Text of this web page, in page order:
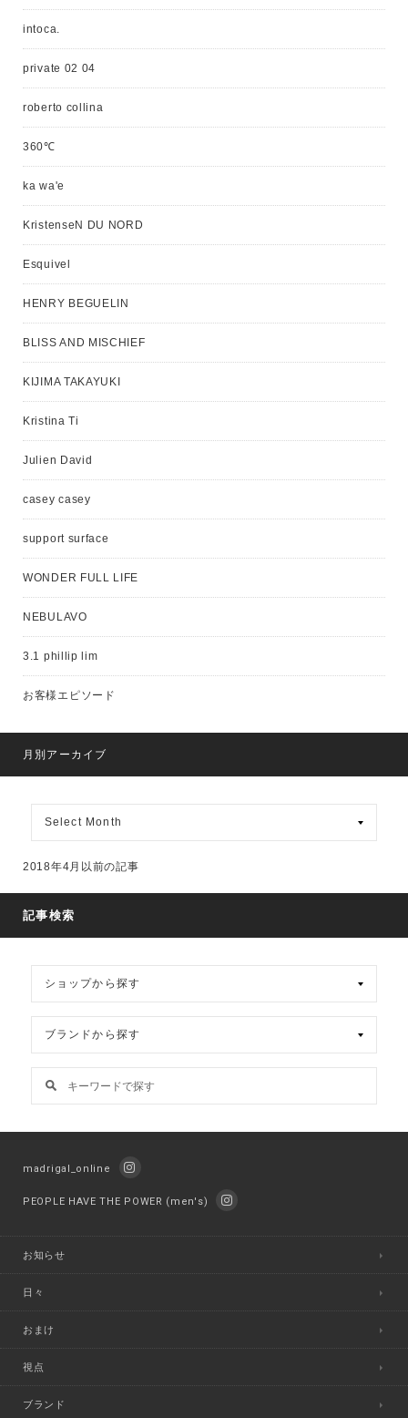
intoca.
private 02 04
roberto collina
360℃
ka wa'e
KristenseN DU NORD
Esquivel
HENRY BEGUELIN
BLISS AND MISCHIEF
KIJIMA TAKAYUKI
Kristina Ti
Julien David
casey casey
support surface
WONDER FULL LIFE
NEBULAVO
3.1 phillip lim
お客様エピソード
月別アーカイブ
ア
カ
2018年4月以前の記事
記事検索
madrigal_online
PEOPLE HAVE THE POWER (men's)
お知らせ
日々
おまけ
視点
ブランド